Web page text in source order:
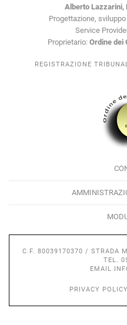
Alberto Lazzarini,
Progettazione,
Service
Proprietario: Ordine dei
REGISTRAZIONE
C.F. 80039170370 / STRADA
TEL.
EMAIL
PRIVACY POLICY